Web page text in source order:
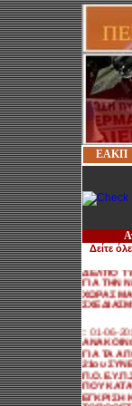
ΕΑΚΠ
Δείτε
:: 27-05-
:: 31-05-
ΓΙΑ ΤΗΝ
ΧΩΡΑΣ
:: 01-06-
ΓΙΑ ΤΑ
21ου
ΠΟΥ
ΕΓΚΡΙΣΗ